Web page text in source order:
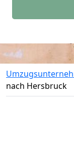
nach Hersbruck